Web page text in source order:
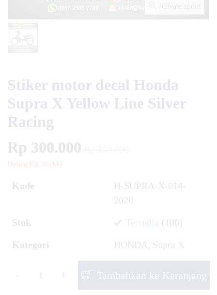
activate zoom
Stiker motor decal Honda
Supra X Yellow Line Silver
Racing
Rp 300.000
Hemat Rp 50.000
Kode
H-SUPRA-X-014-
2020
Stok Tersedia (100)
Kategori HONDA, Supra X
Tambahkan ke Keranjang